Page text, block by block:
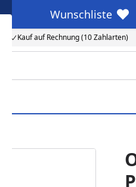
Kauf auf Rechnung (10 Zahlarten)
Wunschliste
Wunschliste